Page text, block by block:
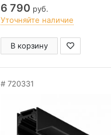
6 790 руб.
Уточняйте наличие
В корзину
720331